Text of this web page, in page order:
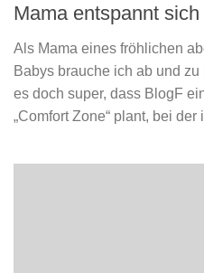
Mama entspannt sich
Als Mama eines fröhlichen
Babys brauche ich ab und
es doch super, dass BlogF
„Comfort Zone“ plant, bei der